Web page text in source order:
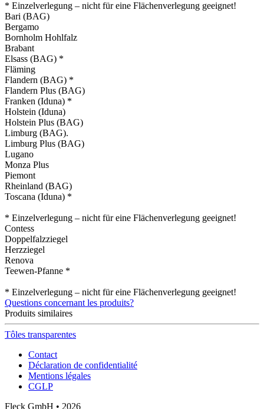
* Einzelverlegung – nicht für eine Flächenverlegung geeignet!
Bari (BAG)
Bergamo
Bornholm Hohlfalz
Brabant
Elsass (BAG) *
Fläming
Flandern (BAG) *
Flandern Plus (BAG)
Franken (Iduna) *
Holstein (Iduna)
Holstein Plus (BAG)
Limburg (BAG).
Limburg Plus (BAG)
Lugano
Monza Plus
Piemont
Rheinland (BAG)
Toscana (Iduna) *
* Einzelverlegung – nicht für eine Flächenverlegung geeignet!
Contess
Doppelfalzziegel
Herzziegel
Renova
Teewen-Pfanne *
* Einzelverlegung – nicht für eine Flächenverlegung geeignet!
Questions concernant les produits?
Produits similaires
Tôles transparentes
Contact
Déclaration de confidentialité
Mentions légales
CGLP
Fleck GmbH • 2026